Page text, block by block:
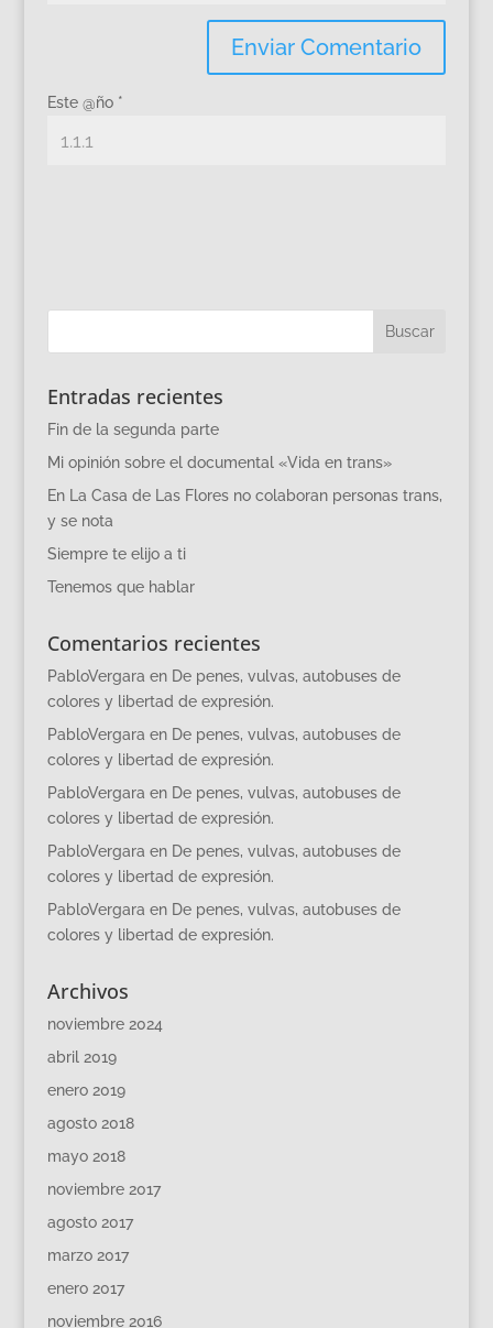
Este @ño *
Entradas recientes
Fin de la segunda parte
Mi opinión sobre el documental «Vida en trans»
En La Casa de Las Flores no colaboran personas trans,
y se nota
Siempre te elijo a ti
Tenemos que hablar
Comentarios recientes
PabloVergara en De penes, vulvas, autobuses de
colores y libertad de expresión.
PabloVergara en De penes, vulvas, autobuses de
colores y libertad de expresión.
PabloVergara en De penes, vulvas, autobuses de
colores y libertad de expresión.
PabloVergara en De penes, vulvas, autobuses de
colores y libertad de expresión.
PabloVergara en De penes, vulvas, autobuses de
colores y libertad de expresión.
Archivos
noviembre 2024
abril 2019
enero 2019
agosto 2018
mayo 2018
noviembre 2017
agosto 2017
marzo 2017
enero 2017
noviembre 2016